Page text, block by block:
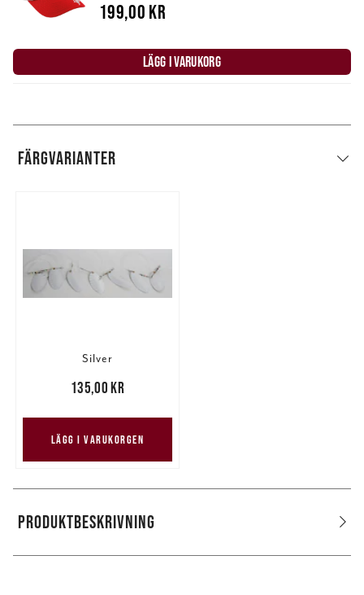
199,00 kr
LÄGG I VARUKORG
FÄRGVARIANTER
Silver
135,00 kr
135,00 kr
LÄGG I VARUKORGEN
PRODUKTBESKRIVNING